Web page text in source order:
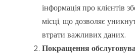
інформація про клієнтів
місці, що дозволяє
втрати важливих даних.
Покращення